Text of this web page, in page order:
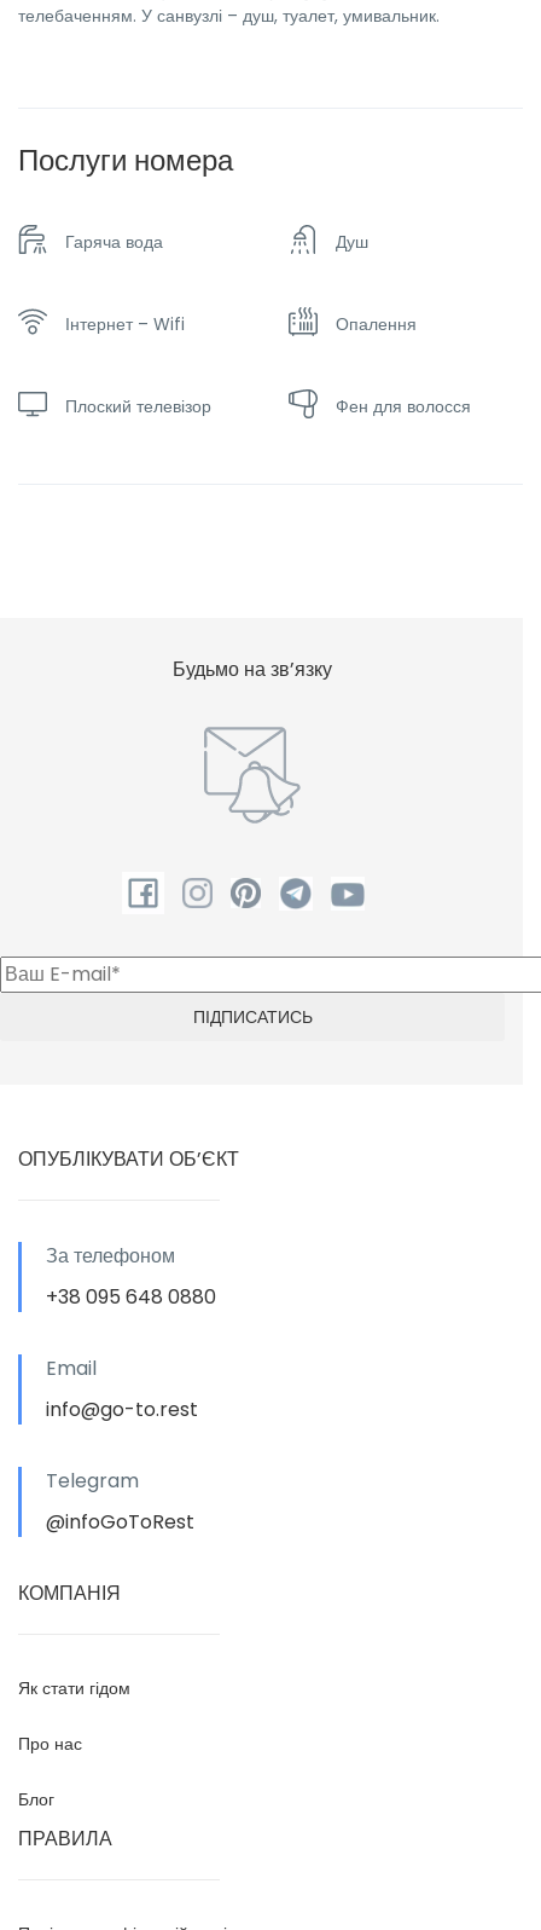
телебаченням. У санвузлі – душ, туалет, умивальник.
Послуги номера
Гаряча вода Душ
Інтернет – Wifi Опалення
Плоский телевізор Фен для волосся
Будьмо на зв’язку
ОПУБЛІКУВАТИ ОБ’ЄКТ
За телефоном
+38 095 648 0880
Email
info@go-to.rest
Telegram
@infoGoToRest
КОМПАНІЯ
Як стати гідом
Про нас
Блог
ПРАВИЛА